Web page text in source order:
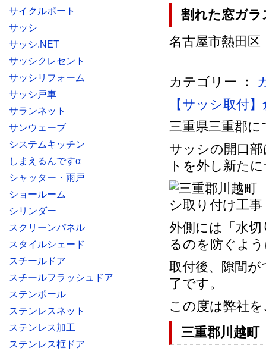
割れた窓ガ
名古屋市熱田
カテゴリー ：
【サッシ取付
三重県三重郡
サッシの開口
トを外し新た
外側には「水
るのを防ぐよ
取付後、隙間
了です。
この度は弊社
三重郡川越
サイクルポート
サッシ
サッシ.NET
サッシクレセント
サッシリフォーム
サッシ戸車
サランネット
サンウェーブ
システムキッチン
しまえるんですα
シャッター・雨戸
ショールーム
シリンダー
スクリーンパネル
スタイルシェード
スチールドア
スチールフラッシュドア
ステンポール
ステンレスネット
ステンレス加工
ステンレス框ドア